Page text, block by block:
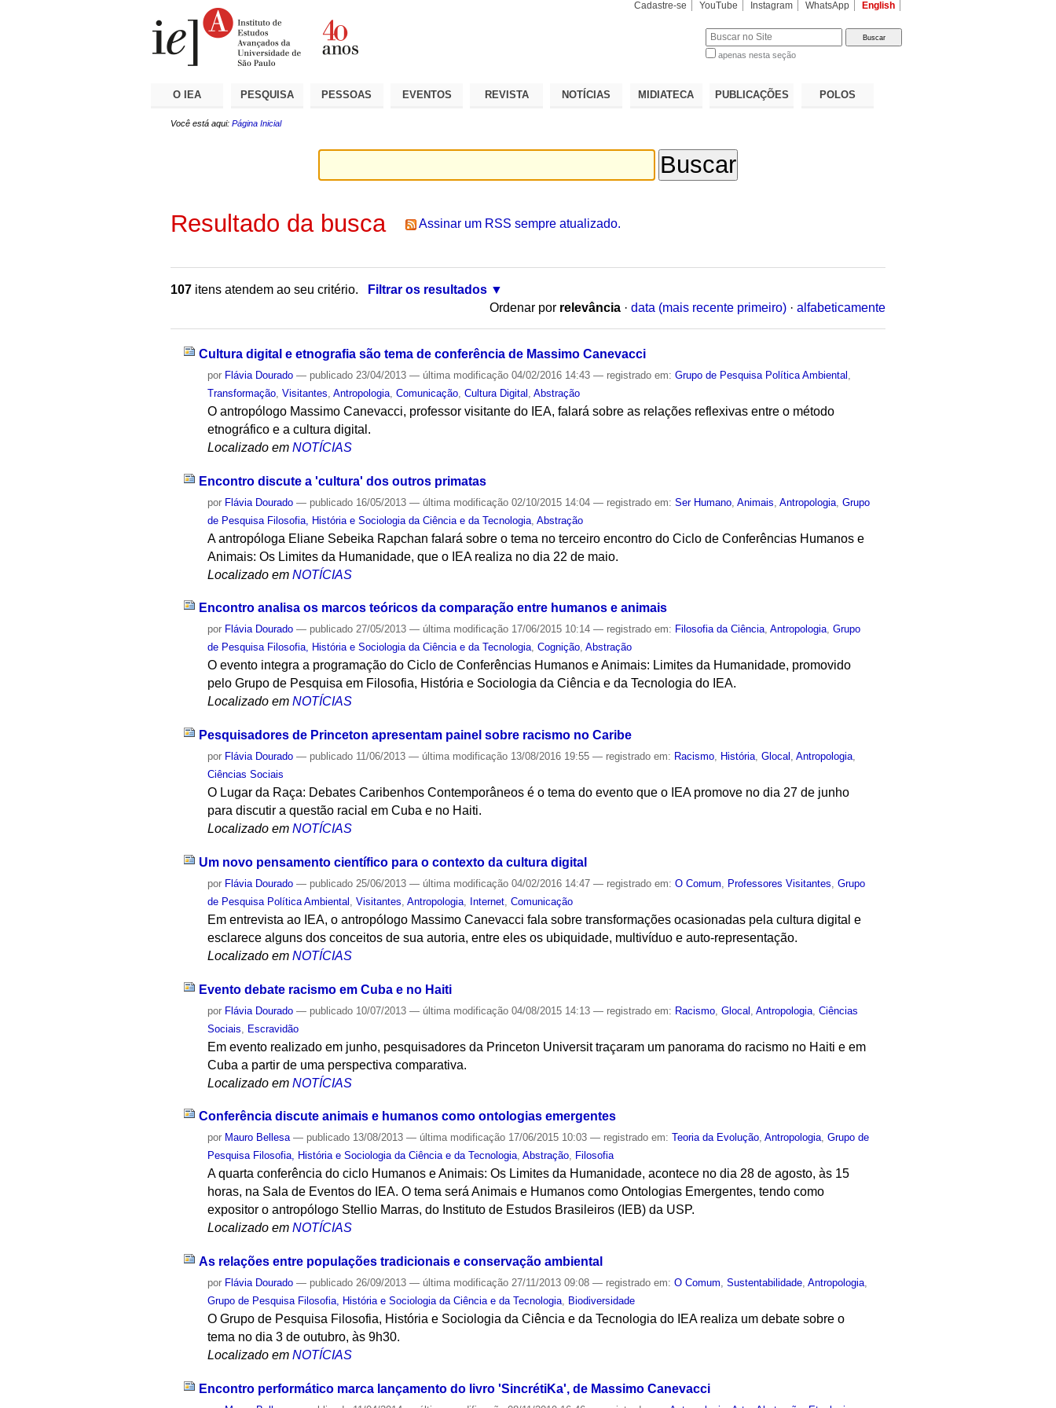
Cadastre-se YouTube Instagram WhatsApp English
apenas nesta seção
O IEA PESQUISA PESSOAS EVENTOS REVISTA NOTÍCIAS MIDIATECA PUBLICAÇÕES POLOS
Você está aqui: Página Inicial
Resultado da busca Assinar um RSS sempre atualizado.
107 itens atendem ao seu critério.
Filtrar os resultados
Ordenar por relevância · data (mais recente primeiro) · alfabeticamente
Cultura digital e etnografia são tema de conferência de Massimo Canevacci
por Flávia Dourado — publicado 23/04/2013— última modificação 04/02/2016 14:43— registrado em:Grupo de Pesquisa Política Ambiental
Transformação ,Visitantes ,Antropologia ,Comunicação ,Cultura Digital ,Abstração
O antropólogo Massimo Canevacci, professor visitante do IEA, falará sobre as relações reflexivas entre o método
etnográfico e a cultura digital.
Localizado em NOTÍCIAS
Encontro discute a 'cultura' dos outros primatas
por Flávia Dourado — publicado 16/05/2013— última modificação 02/10/2015 14:04— registrado em:Ser Humano ,Animais ,Antropologia ,Grupo
de Pesquisa Filosofia, História e Sociologia da Ciência e da Tecnologia ,Abstração
A antropóloga Eliane Sebeika Rapchan falará sobre o tema no terceiro encontro do Ciclo de Conferências Humanos e
Animais: Os Limites da Humanidade, que o IEA realiza no dia 22 de maio.
Localizado em NOTÍCIAS
Encontro analisa os marcos teóricos da comparação entre humanos e animais
por Flávia Dourado — publicado 27/05/2013— última modificação 17/06/2015 10:14— registrado em: Filosofia da Ciência,Antropologia,Grupo
de Pesquisa Filosofia, História e Sociologia da Ciência e da Tecnologia,Cognição,Abstração
O evento integra a programação do Ciclo de Conferências Humanos e Animais: Limites da Humanidade, promovido
pelo Grupo de Pesquisa em Filosofia, História e Sociologia da Ciência e da Tecnologia do IEA.
Localizado em NOTÍCIAS
Pesquisadores de Princeton apresentam painel sobre racismo no Caribe
por Flávia Dourado — publicado 11/06/2013— última modificação 13/08/2016 19:55— registrado em: Racismo, História,Glocal ,Antropologia,
Ciências Sociais
O Lugar da Raça: Debates Caribenhos Contemporâneos é o tema do evento que o IEA promove no dia 27 de junho
para discutir a questão racial em Cuba e no Haiti.
Localizado em NOTÍCIAS
Um novo pensamento científico para o contexto da cultura digital
por Flávia Dourado — publicado 25/06/2013— última modificação 04/02/2016 14:47— registrado em:O Comum Professores Visitantes ,Grupo
de Pesquisa Política Ambiental
,Visitantes ,Antropologia Internet ,Comunicação
Em entrevista ao IEA, o antropólogo Massimo Canevacci fala sobre transformações ocasionadas pela cultura digital e
esclarece alguns dos conceitos de sua autoria, entre eles os ubiquidade, multivíduo e auto-representação.
Localizado em NOTÍCIAS
Evento debate racismo em Cuba e no Haiti
por Flávia Dourado — publicado 10/07/2013— última modificação 04/08/2015 14:13— registrado em: Racismo ,Glocal ,Antropologia ,Ciências
Sociais
Escravidão
Em evento realizado em junho, pesquisadores da Princeton Universit traçaram um panorama do racismo no Haiti e em
Cuba a partir de uma perspectiva comparativa.
Localizado em NOTÍCIAS
Conferência discute animais e humanos como ontologias emergentes
por Mauro Bellesa — publicado 13/08/2013— última modificação 17/06/2015 10:03— registrado em:Teoria da Evolução,Antropologia,Grupo de
Pesquisa Filosofia, História e Sociologia da Ciência e da Tecnologia,Abstração, Filosofia
A quarta conferência do ciclo Humanos e Animais: Os Limites da Humanidade, acontece no dia 28 de agosto, às 15
horas, na Sala de Eventos do IEA. O tema será Animais e Humanos como Ontologias Emergentes, tendo como
expositor o antropólogo Stellio Marras, do Instituto de Estudos Brasileiros (IEB) da USP.
Localizado em NOTÍCIAS
As relações entre populações tradicionais e conservação ambiental
por Flávia Dourado — publicado 26/09/2013— última modificação 27/11/2013 09:08— registrado em:O Comum ,Sustentabilidade ,Antropologia
Grupo de Pesquisa Filosofia, História e Sociologia da Ciência e da Tecnologia
Biodiversidade
O Grupo de Pesquisa Filosofia, História e Sociologia da Ciência e da Tecnologia do IEA realiza um debate sobre o
tema no dia 3 de outubro, às 9h30.
Localizado em NOTÍCIAS
Encontro performático marca lançamento do livro 'SincrétiKa', de Massimo Canevacci